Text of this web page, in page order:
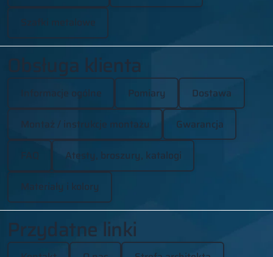
Szafki metalowe
Obsługa klienta
Informacje ogólne Pomiary Dostawa
Montaż / instrukcje montażu Gwarancja
FAQ Atesty, broszury, katalogi
Materiały i kolory
Przydatne linki